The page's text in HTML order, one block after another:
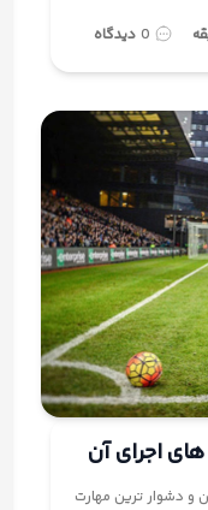
0 دیدگاه
اجرای آن
و دشوار ترین مهارت